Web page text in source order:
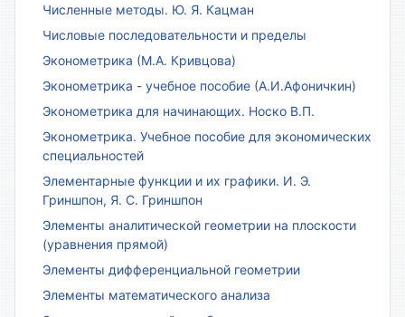
Численные методы. Ю. Я. Кацман
Числовые последовательности и пределы
Эконометрика (М.А. Кривцова)
Эконометрика - учебное пособие (А.И.Афоничкин)
Эконометрика для начинающих. Носко В.П.
Эконометрика. Учебное пособие для экономических
специальностей
Элементарные функции и их графики. И. Э.
Гриншпон, Я. С. Гриншпон
Элементы аналитической геометрии на плоскости
(уравнения прямой)
Элементы дифференциальной геометрии
Элементы математического анализа